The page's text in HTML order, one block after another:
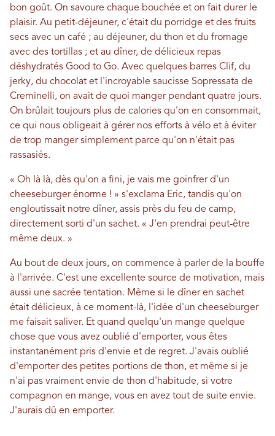
bon goût. On savoure chaque bouchée et on fait durer le
plaisir. Au petit-déjeuner, c'était du porridge et des fruits
secs avec un café ; au déjeuner, du thon et du fromage
avec des tortillas ; et au dîner, de délicieux repas
déshydratés Good to Go. Avec quelques barres Clif, du
jerky, du chocolat et l'incroyable saucisse Sopressata de
Creminelli, on avait de quoi manger pendant quatre jours.
On brûlait toujours plus de calories qu'on en consommait,
ce qui nous obligeait à gérer nos efforts à vélo et à éviter
de trop manger simplement parce qu'on n'était pas
rassasiés.
« Oh là là, dès qu'on a fini, je vais me goinfrer d'un
cheeseburger énorme ! » s'exclama Eric, tandis qu'on
engloutissait notre dîner, assis près du feu de camp,
directement sorti d'un sachet. « J'en prendrai peut-être
même deux. »
Au bout de deux jours, on commence à parler de la bouffe
à l'arrivée. C'est une excellente source de motivation, mais
aussi une sacrée tentation. Même si le dîner en sachet
était délicieux, à ce moment-là, l'idée d'un cheeseburger
me faisait saliver. Et quand quelqu'un mange quelque
chose que vous avez oublié d'emporter, vous êtes
instantanément pris d'envie et de regret. J'avais oublié
d'emporter des petites portions de thon, et même si je
n'ai pas vraiment envie de thon d'habitude, si votre
compagnon en mange, vous en avez tout de suite envie.
J'aurais dû en emporter.